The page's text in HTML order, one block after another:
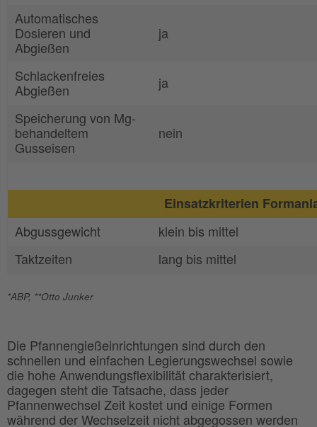
Automatisches
Dosieren und
Abgießen
ja
Schlackenfreies
Abgießen
ja
Speicherung von Mg-
behandeltem
Gusseisen
nein
Einsatzkriterien
Abgussgewicht
klein bis mittel
Taktzeiten
lang bis mittel
*ABP, **Otto Junker
Die Pfannengießeinrichtungen sind durch den
schnellen und einfachen Legierungswechsel sowie
die hohe Anwendungsflexibilität charakterisiert,
dagegen steht die Tatsache, dass jeder
Pfannenwechsel Zeit kostet und einige Formen
während der Wechselzeit nicht abgegossen werden